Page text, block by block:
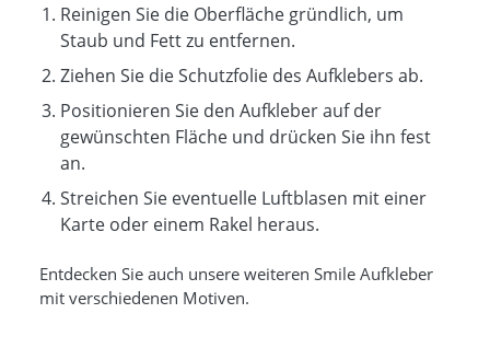
Reinigen Sie die Oberfläche gründlich, um
Staub und Fett zu entfernen.
Ziehen Sie die Schutzfolie des Aufklebers ab.
Positionieren Sie den Aufkleber auf der
gewünschten Fläche und drücken Sie ihn fest
an.
Streichen Sie eventuelle Luftblasen mit einer
Karte oder einem Rakel heraus.
Entdecken Sie auch unsere weiteren Smile Aufkleber
mit verschiedenen Motiven.